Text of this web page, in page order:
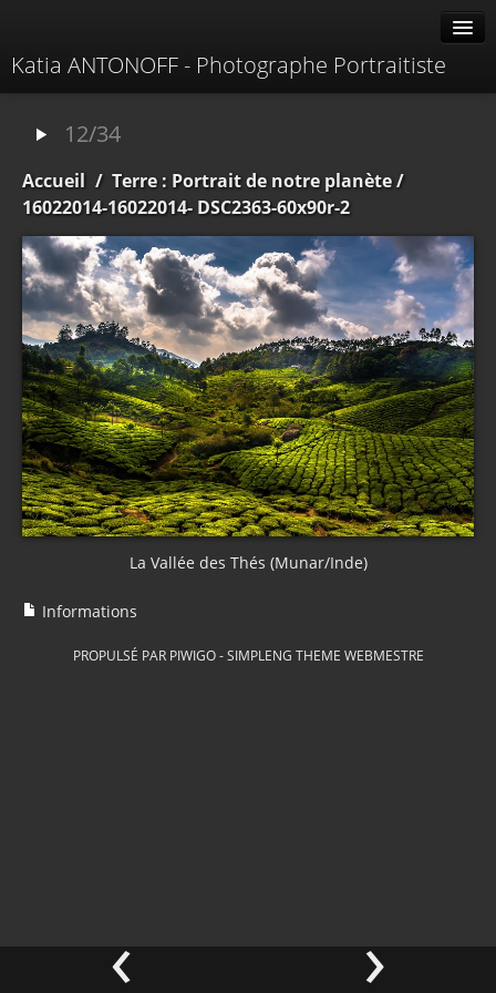
Katia ANTONOFF - Photographe Portraitiste
À propos
Contacter
12/34
Accueil / Terre : Portrait de notre planète/
16022014-16022014- DSC2363-60x90r-2
‹ ›
La Vallée des Thés (Munar/Inde)
Informations
PROPULSÉ PAR PIWIGO-SIMPLENG THEME WEBMESTRE